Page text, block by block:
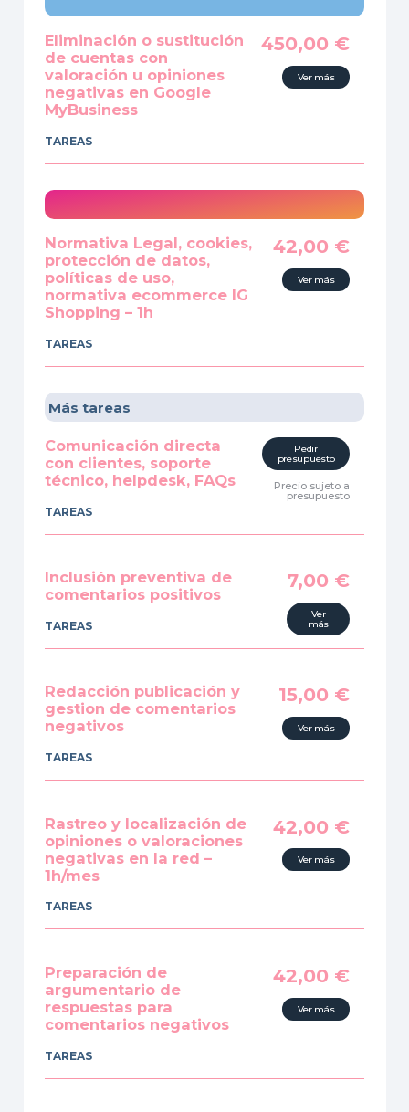
Eliminación o sustitución
de cuentas con
valoración u opiniones
negativas en Google
MyBusiness
TAREAS
450,00 €
Ver más
Normativa Legal, cookies,
protección de datos,
políticas de uso,
normativa ecommerce IG
Shopping – 1h
TAREAS
42,00 €
Ver más
Más tareas
Comunicación directa
con clientes, soporte
técnico, helpdesk, FAQs
TAREAS
Pedir
presupuesto
Precio sujeto a
presupuesto
Inclusión preventiva de
comentarios positivos
TAREAS
7,00 €
Ver
más
Redacción publicación y
gestion de comentarios
negativos
TAREAS
15,00 €
Ver más
Rastreo y localización de
opiniones o valoraciones
negativas en la red –
1h/mes
TAREAS
42,00 €
Ver más
Preparación de
argumentario de
respuestas para
comentarios negativos
TAREAS
42,00 €
Ver más